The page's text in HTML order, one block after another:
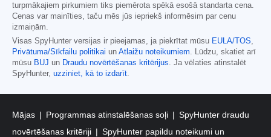
turpmākajiem pirkumiem tiks piemērota spēkā esošā standarta cena.
Cenas var mainīties, taču mēs jūs iepriekš informēsim par cenu
izmaiņām.
Visas SpyHunter versijas ir pieejamas, ja piekrītat mūsu EULA/TOS,
Privātuma/Sīkfailu politikai un Atlaižu noteikumiem. Lūdzu, skatiet arī
mūsu BUJ un Draudu novērtēšanas kritērijus. Ja vēlaties atinstalēt
SpyHunter, uzziniet, kā to izdarīt.
Mājas Programmas atinstalēšanas soļi
SpyHunter draudu
novērtēšanas kritēriji
SpyHunter papildu noteikumi un